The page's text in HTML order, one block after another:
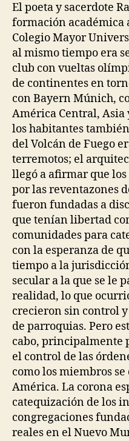
El poeta y sacerdote
formación académica
Colegio Mayor
al mismo tiempo era
club con vueltas
de continentes en
con Bayern Múnich,
América Central, Asia
los habitantes
del Volcán de Fuego
terremotos; el
llegó a afirmar que
por las reventazones
fueron fundadas a
que tenían libertad
comunidades para
con la esperanza de
tiempo a la
secular a la que se le
realidad, lo que
crecieron sin control
de parroquias. Pero
cabo, principalmente
el control de las
como los miembros
América. La corona
catequización de los
congregaciones
reales en el Nuevo